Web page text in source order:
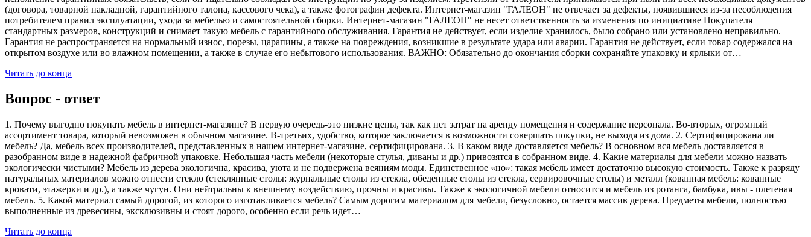
(договора, товарной накладной, гарантийного талона, кассового чека), а также фотографии дефекта. Интернет-магазин "ГАЛЕОН" не отвечает за дефекты, появившиеся из-за несоблюдения
потребителем правил эксплуатации, ухода за мебелью и самостоятельной сборки. Интернет-магазин "ГАЛЕОН" не несет ответственность за изменения по инициативе Покупателя
стандартных размеров, конструкций и снимает такую мебель с гарантийного обслуживания. Гарантия не действует, если изделие хранилось, было собрано или установлено неправильно.
Гарантия не распространяется на нормальный износ, порезы, царапины, а также на повреждения, возникшие в результате удара или аварии. Гарантия не действует, если товар содержался на
открытом воздухе или во влажном помещении, а также в случае его небытового использования. ВАЖНО: Обязательно до окончания сборки сохраняйте упаковку и ярлыки от…
Читать до конца
Вопрос - ответ
1. Почему выгодно покупать мебель в интернет-магазине? В первую очередь-это низкие цены, так как нет затрат на аренду помещения и содержание персонала. Во-вторых, огромный
ассортимент товара, который невозможен в обычном магазине. В-третьих, удобство, которое заключается в возможности совершать покупки, не выходя из дома. 2. Сертифицирована ли
мебель? Да, мебель всех производителей, представленных в нашем интернет-магазине, сертифицирована. 3. В каком виде доставляется мебель? В основном вся мебель доставляется в
разобранном виде в надежной фабричной упаковке. Небольшая часть мебели (некоторые стулья, диваны и др.) привозятся в собранном виде. 4. Какие материалы для мебели можно назвать
экологически чистыми? Мебель из дерева экологична, красива, уюта и не подвержена веяниям моды. Единственное «но»: такая мебель имеет достаточно высокую стоимость. Также к разряду
натуральных материалов можно отнести стекло (стеклянные столы: журнальные столы из стекла, обеденные столы из стекла, сервировочные столы) и металл (кованная мебель: кованные
кровати, этажерки и др.), а также чугун. Они нейтральны к внешнему воздействию, прочны и красивы. Также к экологичной мебели относится и мебель из ротанга, бамбука, ивы - плетеная
мебель. 5. Какой материал самый дорогой, из которого изготавливается мебель? Самым дорогим материалом для мебели, безусловно, остается массив дерева. Предметы мебели, полностью
выполненные из древесины, эксклюзивны и стоят дорого, особенно если речь идет…
Читать до конца